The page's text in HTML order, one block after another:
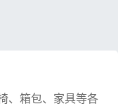
、箱包、家具等各